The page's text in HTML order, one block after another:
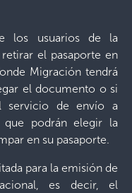
los usuarios de la
el pasaporte en
Migración tendrá
el documento o si
servicio de envío a
podrán elegir la
en su pasaporte.
para la emisión de
es decir, el